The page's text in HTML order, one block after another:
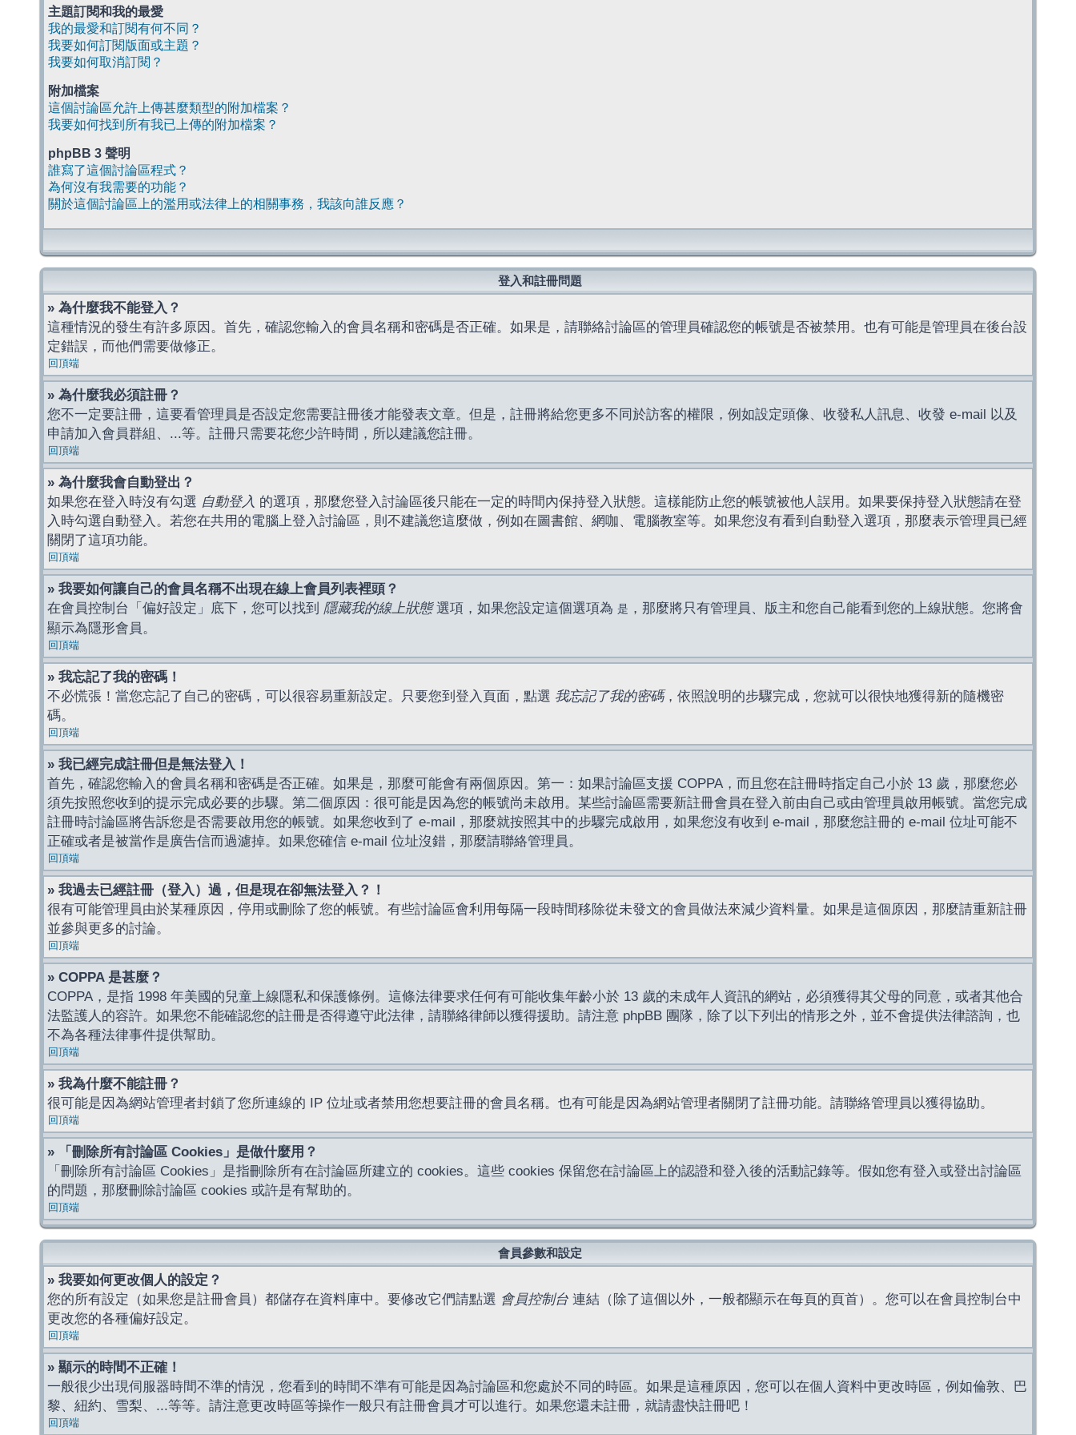
主題訂閱和我的最愛
我的最愛和訂閱有何不同？
我要如何訂閱版面或主題？
我要如何取消訂閱？
附加檔案
這個討論區允許上傳甚麼類型的附加檔案？
我要如何找到所有我已上傳的附加檔案？
phpBB 3 聲明
誰寫了這個討論區程式？
為何沒有我需要的功能？
關於這個討論區上的濫用或法律上的相關事務，我該向誰反應？
登入和註冊問題
» 為什麼我不能登入？
這種情況的發生有許多原因。首先，確認您輸入的會員名稱和密碼是否正確。如果是，請聯絡討論區的管理員確認您的帳號是否被禁用。也有可能是管理員在後台設
定錯誤，而他們需要做修正。
回頂端
» 為什麼我必須註冊？
您不一定要註冊，這要看管理員是否設定您需要註冊後才能發表文章。但是，註冊將給您更多不同於訪客的權限，例如設定頭像、收發私人訊息、收發 e-mail 以及
申請加入會員群組、...等。註冊只需要花您少許時間，所以建議您註冊。
回頂端
» 為什麼我會自動登出？
如果您在登入時沒有勾選 自動登入 的選項，那麼您登入討論區後只能在一定的時間內保持登入狀態。這樣能防止您的帳號被他人誤用。如果要保持登入狀態請在登
入時勾選自動登入。若您在共用的電腦上登入討論區，則不建議您這麼做，例如在圖書館、網咖、電腦教室等。如果您沒有看到自動登入選項，那麼表示管理員已經
關閉了這項功能。
回頂端
» 我要如何讓自己的會員名稱不出現在線上會員列表裡頭？
在會員控制台「偏好設定」底下，您可以找到 隱藏我的線上狀態選項，如果您設定這個選項為 是 ，那麼將只有管理員、版主和您自己能看到您的上線狀態。您將會
顯示為隱形會員。
回頂端
» 我忘記了我的密碼！
不必慌張！當您忘記了自己的密碼，可以很容易重新設定。只要您到登入頁面，點選 我忘記了我的密碼，依照說明的步驟完成，您就可以很快地獲得新的隨機密
碼。
回頂端
» 我已經完成註冊但是無法登入！
首先，確認您輸入的會員名稱和密碼是否正確。如果是，那麼可能會有兩個原因。第一：如果討論區支援 COPPA，而且您在註冊時指定自己小於 13 歲，那麼您必
須先按照您收到的提示完成必要的步驟。第二個原因：很可能是因為您的帳號尚未啟用。某些討論區需要新註冊會員在登入前由自己或由管理員啟用帳號。當您完成
註冊時討論區將告訴您是否需要啟用您的帳號。如果您收到了 e-mail，那麼就按照其中的步驟完成啟用，如果您沒有收到 e-mail，那麼您註冊的 e-mail 位址可能不
正確或者是被當作是廣告信而過濾掉。如果您確信 e-mail 位址沒錯，那麼請聯絡管理員。
回頂端
» 我過去已經註冊（登入）過，但是現在卻無法登入？！
很有可能管理員由於某種原因，停用或刪除了您的帳號。有些討論區會利用每隔一段時間移除從未發文的會員做法來減少資料量。如果是這個原因，那麼請重新註冊
並參與更多的討論。
回頂端
» COPPA 是甚麼？
COPPA，是指 1998 年美國的兒童上線隱私和保護條例。這條法律要求任何有可能收集年齡小於 13 歲的未成年人資訊的網站，必須獲得其父母的同意，或者其他合
法監護人的容許。如果您不能確認您的註冊是否得遵守此法律，請聯絡律師以獲得援助。請注意 phpBB 團隊，除了以下列出的情形之外，並不會提供法律諮詢，也
不為各種法律事件提供幫助。
回頂端
» 我為什麼不能註冊？
很可能是因為網站管理者封鎖了您所連線的 IP 位址或者禁用您想要註冊的會員名稱。也有可能是因為網站管理者關閉了註冊功能。請聯絡管理員以獲得協助。
回頂端
» 「刪除所有討論區 Cookies」是做什麼用？
「刪除所有討論區 Cookies」是指刪除所有在討論區所建立的 cookies。這些 cookies 保留您在討論區上的認證和登入後的活動記錄等。假如您有登入或登出討論區
的問題，那麼刪除討論區 cookies 或許是有幫助的。
回頂端
會員參數和設定
» 我要如何更改個人的設定？
您的所有設定（如果您是註冊會員）都儲存在資料庫中。要修改它們請點選 會員控制台 連結（除了這個以外，一般都顯示在每頁的頁首）。您可以在會員控制台中
更改您的各種偏好設定。
回頂端
» 顯示的時間不正確！
一般很少出現伺服器時間不準的情況，您看到的時間不準有可能是因為討論區和您處於不同的時區。如果是這種原因，您可以在個人資料中更改時區，例如倫敦、巴
黎、紐約、雪梨、...等等。請注意更改時區等操作一般只有註冊會員才可以進行。如果您還未註冊，就請盡快註冊吧！
回頂端